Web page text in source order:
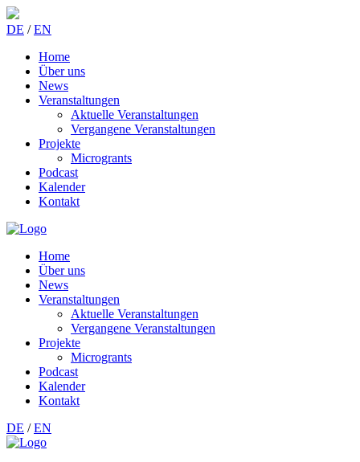
DE /EN
Home
Über uns
News
Veranstaltungen
Aktuelle Veranstaltungen
Vergangene Veranstaltungen
Projekte
Microgrants
Podcast
Kalender
Kontakt
Home
Über uns
News
Veranstaltungen
Aktuelle Veranstaltungen
Vergangene Veranstaltungen
Projekte
Microgrants
Podcast
Kalender
Kontakt
DE /EN